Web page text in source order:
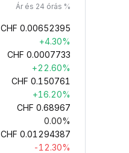
Ár és 24 órás %
CHF 0.00652395
+4.30%
CHF 0.0007733
+22.60%
CHF 0.150761
+16.20%
CHF 0.68967
0.00%
CHF 0.01294387
-12.30%